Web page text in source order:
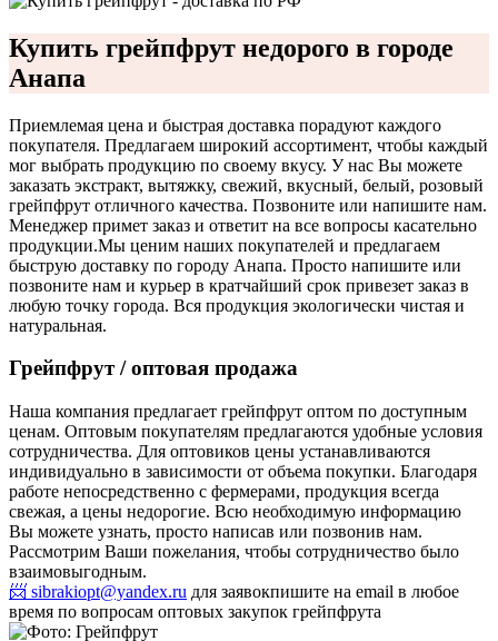
Купить грейпфрут недорого в городе
Анапа
Приемлемая цена и быстрая доставка порадуют каждого
покупателя. Предлагаем широкий ассортимент, чтобы каждый
мог выбрать продукцию по своему вкусу. У нас Вы можете
заказать экстракт, вытяжку, свежий, вкусный, белый, розовый
грейпфрут отличного качества. Позвоните или напишите нам.
Менеджер примет заказ и ответит на все вопросы касательно
продукции.Мы ценим наших покупателей и предлагаем
быструю доставку по городу Анапа. Просто напишите или
позвоните нам и курьер в кратчайший срок привезет заказ в
любую точку города. Вся продукция экологически чистая и
натуральная.
Грейпфрут / оптовая продажа
Наша компания предлагает грейпфрут оптом по доступным
ценам. Оптовым покупателям предлагаются удобные условия
сотрудничества. Для оптовиков цены устанавливаются
индивидуально в зависимости от объема покупки. Благодаря
работе непосредственно с фермерами, продукция всегда
свежая, а цены недорогие. Всю необходимую информацию
Вы можете узнать, просто написав или позвонив нам.
Рассмотрим Ваши пожелания, чтобы сотрудничество было
взаимовыгодным.
📨 sibrakiopt@yandex.ru для заявокпишите на email в любое
время по вопросам оптовых закупок грейпфрута